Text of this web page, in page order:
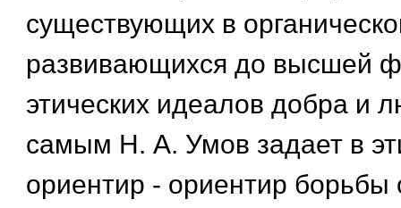
существующих в
развивающихся до высшей
этических идеалов добра и
самым Н. А. Умов задает в
ориентир - ориентир борьбы